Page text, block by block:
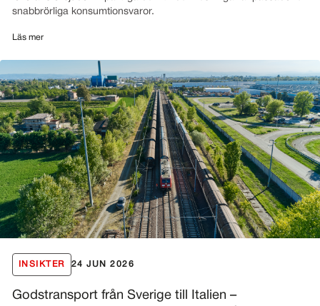
snabbrörliga konsumtionsvaror.
Läs mer
INSIKTER 24 JUN 2026
Godstransport från Sverige till Italien –